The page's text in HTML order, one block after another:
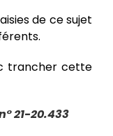
de ce sujet
trancher cette
21-20.433